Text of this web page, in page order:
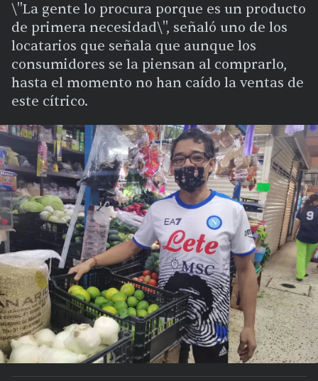
\"La gente lo procura porque es un producto
de primera necesidad\", señaló uno de los
locatarios que señala que aunque los
consumidores se la piensan al comprarlo,
hasta el momento no han caído la ventas de
este cítrico.